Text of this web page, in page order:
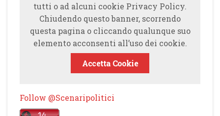
tutti o ad alcuni cookie Privacy Policy.
Chiudendo questo banner, scorrendo
questa pagina o cliccando qualunque suo
elemento acconsenti all’uso dei cookie.
Accetta Cookie
Follow @Scenaripolitici